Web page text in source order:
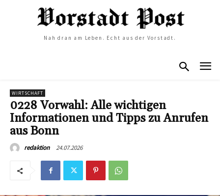
Nah dran am Leben. Echt aus der Vorstadt.
WIRTSCHAFT
0228 Vorwahl: Alle wichtigen
Informationen und Tipps zu Anrufen
aus Bonn
redaktion 24.07.2026